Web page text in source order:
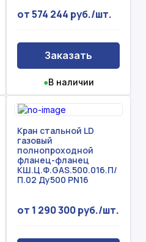
от 574 244 руб./шт.
Заказать
●В наличии
Кран стальной LD
газовый
полнопроходной
фланец-фланец
КШ.Ц.Ф.GAS.500.016.П/
П.02 Ду500 PN16
от 1 290 300 руб./шт.